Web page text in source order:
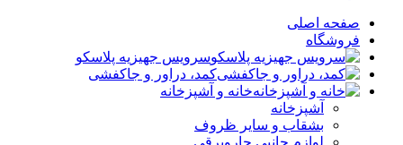
صفحه اصلی
فروشگاه
سرویس جهیزیه پلاسکو
کمد، دراور و جاکفشی
خانه و آشپزخانه
آشپزخانه
بشقاب و سایر ظروف
لوازم جانبی جاروبرقی